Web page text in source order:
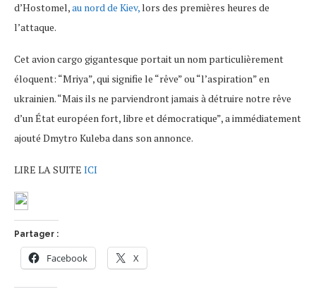
d’Hostomel,au nord de Kiev,lors des premières heures de
l’attaque.
Cet avion cargo gigantesque portait un nom particulièrement
éloquent: “Mriya”, qui signifie le “rêve” ou “l’aspiration” en
ukrainien. “Mais ils ne parviendront jamais à détruire notre rêve
d’un État européen fort, libre et démocratique”, a immédiatement
ajouté Dmytro Kuleba dans son annonce.
LIRE LA SUITE ICI
Partager :
Facebook X